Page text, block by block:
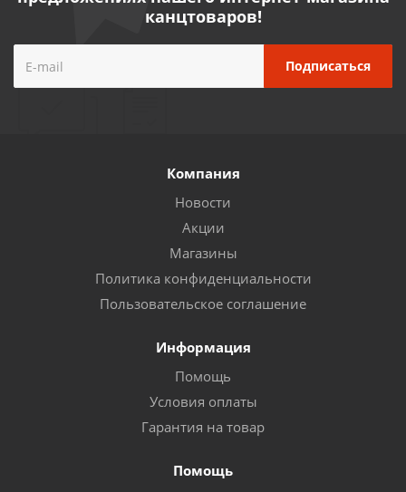
канцтоваров!
Компания
Новости
Акции
Магазины
Политика конфиденциальности
Пользовательское соглашение
Информация
Помощь
Условия оплаты
Гарантия на товар
Помощь